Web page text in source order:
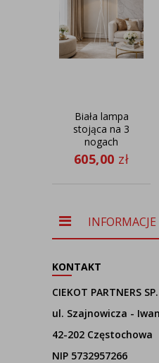
Biała lampa
stojąca na 3
nogach
PARYŻ GOLD
do salonu w
605,00 zł
KONTAKT
CIEKOT PARTNERS
ul. Szajnowicza -
42-202 Częstochowa
NIP 5732957266